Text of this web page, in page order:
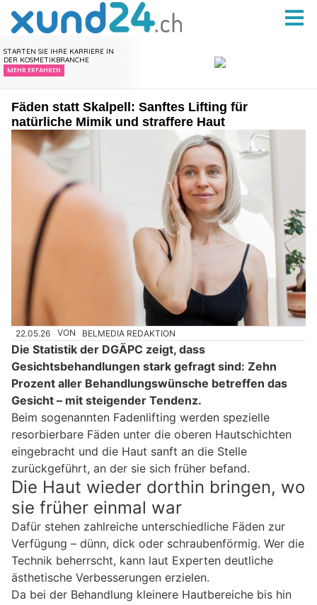
Fäden statt Skalpell: Sanftes Lifting für
natürliche Mimik und straffere Haut
22.05.26 VON BELMEDIA REDAKTION
Die Statistik der DGÄPC zeigt, dass
Gesichtsbehandlungen stark gefragt sind: Zehn
Prozent aller Behandlungswünsche betreffen das
Gesicht – mit steigender Tendenz.
Beim sogenannten Fadenlifting werden spezielle
resorbierbare Fäden unter die oberen Hautschichten
eingebracht und die Haut sanft an die Stelle
zurückgeführt, an der sie sich früher befand.
Die Haut wieder dorthin bringen, wo
sie früher einmal war
Dafür stehen zahlreiche unterschiedliche Fäden zur
Verfügung – dünn, dick oder schraubenförmig. Wer die
Technik beherrscht, kann laut Experten deutliche
ästhetische Verbesserungen erzielen.
Da bei der Behandlung kleinere Hautbereiche bis hin